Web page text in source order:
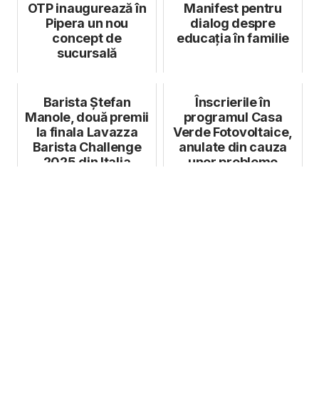
OTP inaugurează în
Pipera un nou
concept de
sucursală
Manifest pentru
dialog despre
educația în familie
Barista Ștefan
Manole, două premii
la finala Lavazza
Barista Challenge
2025 din Italia
Înscrierile în
programul Casa
Verde Fotovoltaice,
anulate din cauza
unor probleme